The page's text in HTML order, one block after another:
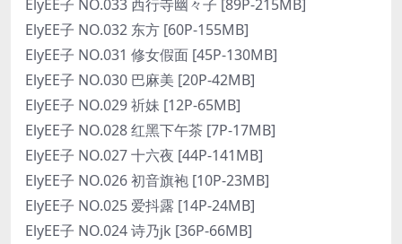
ElyEE子 NO.033 西行寺幽々子 [89P-215MB]
ElyEE子 NO.032 东方 [60P-155MB]
ElyEE子 NO.031 修女假面 [45P-130MB]
ElyEE子 NO.030 巴麻美 [20P-42MB]
ElyEE子 NO.029 祈妹 [12P-65MB]
ElyEE子 NO.028 红黑下午茶 [7P-17MB]
ElyEE子 NO.027 十六夜 [44P-141MB]
ElyEE子 NO.026 初音旗袍 [10P-23MB]
ElyEE子 NO.025 爱抖露 [14P-24MB]
ElyEE子 NO.024 诗乃jk [36P-66MB]